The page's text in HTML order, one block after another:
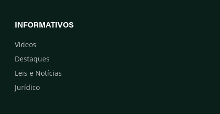
INFORMATIVOS
Vídeos
Destaques
Leis e Notícias
Jurídico